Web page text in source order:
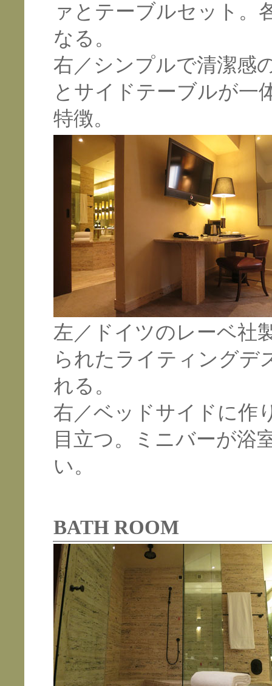
ァとテーブルセット。
なる。
右／シンプルで清潔感
とサイドテーブルが一
特徴。
左／ドイツのレーベ社
られたライティングデ
れる。
右／ベッドサイドに作
目立つ。ミニバーが浴
い。
BATH ROOM